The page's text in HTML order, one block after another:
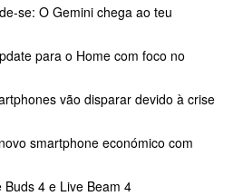
se: O Gemini chega ao teu
para o Home com foco no
vão disparar devido à crise
smartphone económico com
4 e Live Beam 4